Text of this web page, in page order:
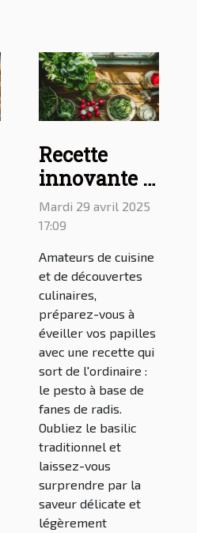
Recette
innovante :
le pesto à
base de
fanes de
radis
Mardi 29 avril 2025
17:09
Amateurs de cuisine
et de découvertes
culinaires,
préparez-vous à
éveiller vos papilles
avec une recette qui
sort de l'ordinaire :
le pesto à base de
fanes de radis.
Oubliez le basilic
traditionnel et
laissez-vous
surprendre par la
saveur délicate et
légèrement